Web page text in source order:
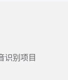
识别项目